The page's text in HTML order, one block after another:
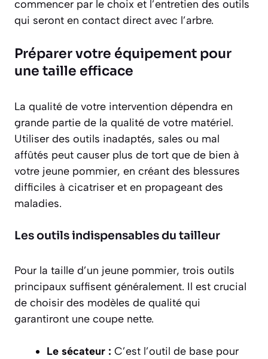
commencer par le choix et l’entretien des outils
qui seront en contact direct avec l’arbre.
Préparer votre équipement pour
une taille efficace
La qualité de votre intervention dépendra en
grande partie de la qualité de votre matériel.
Utiliser des outils inadaptés, sales ou mal
affûtés peut causer plus de tort que de bien à
votre jeune pommier, en créant des blessures
difficiles à cicatriser et en propageant des
maladies.
Les outils indispensables du tailleur
Pour la taille d’un jeune pommier, trois outils
principaux suffisent généralement. Il est crucial
de choisir des modèles de qualité qui
garantiront une coupe nette.
Le sécateur : C’est l’outil de base pour